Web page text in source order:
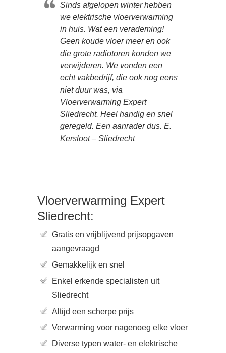
Sinds afgelopen winter hebben
we elektrische vloerverwarming
in huis. Wat een verademing!
Geen koude vloer meer en ook
die grote radiotoren konden we
verwijderen. We vonden een
echt vakbedrijf, die ook nog eens
niet duur was, via
Vloerverwarming Expert
Sliedrecht. Heel handig en snel
geregeld. Een aanrader dus. E.
Kersloot – Sliedrecht
Vloerverwarming Expert
Sliedrecht:
Gratis en vrijblijvend prijsopgaven
aangevraagd
Gemakkelijk en snel
Enkel erkende specialisten uit
Sliedrecht
Altijd een scherpe prijs
Verwarming voor nagenoeg elke vloer
Diverse typen water- en elektrische